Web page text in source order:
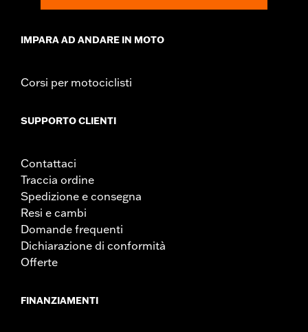
IMPARA AD ANDARE IN MOTO
Corsi per motociclisti
SUPPORTO CLIENTI
Contattaci
Traccia ordine
Spedizione e consegna
Resi e cambi
Domande frequenti
Dichiarazione di conformità
Offerte
FINANZIAMENTI